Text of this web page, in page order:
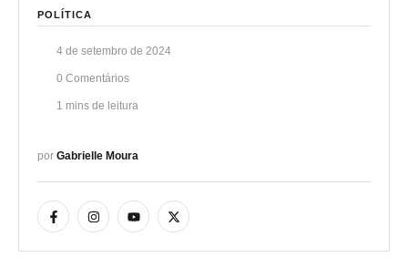
POLÍTICA
4 de setembro de 2024
0 Comentários
1 mins de leitura
por Gabrielle Moura